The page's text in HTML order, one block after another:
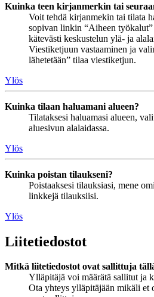
Kuinka teen kirjanmerkin tai
Voit tehdä kirjanmekin tai tilata
sopivan linkin “Aiheen
kätevästi keskustelun ylä- ja
Viestiketjuun vastaaminen ja
lähetetään” tilaa viestiketjun.
Ylös
Kuinka tilaan haluamani alueen?
Tilataksesi haluamasi alueen,
aluesivun alalaidassa.
Ylös
Kuinka poistan tilaukseni?
Poistaaksesi tilauksiasi, mene
linkkejä tilauksiisi.
Ylös
Liitetiedostot
Mitkä liitetiedostot ovat sallittuja
Ylläpitäjä voi määrätä sallitut ja
Ota yhteys ylläpitäjään mikäli et